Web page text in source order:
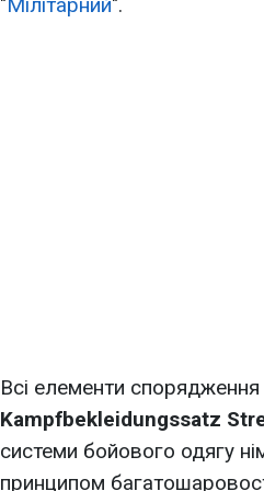
Всі елементи
Kampfbekleidungssatz
системи бойового одягу
принципом